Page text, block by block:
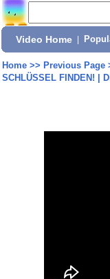
Video Home
Home>> Previous Page
SCHLÜSSEL FINDEN! |